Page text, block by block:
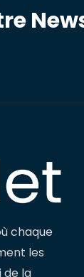
chaque
les
de la